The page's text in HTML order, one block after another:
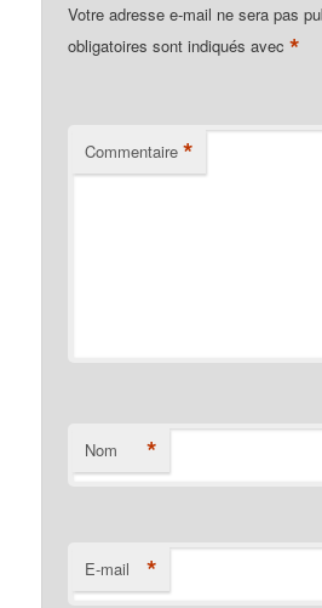
Votre adresse e-mail ne sera pas
obligatoires sont indiqués avec*
Commentaire *
Nom *
E-mail *